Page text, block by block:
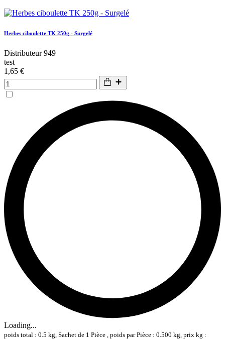
Herbes ciboulette TK 250g - Surgelé
Distributeur 949
test
1,65 €
Loading...
poids total : 0.5 kg, Sachet de 1 Pièce , poids par Pièce : 0.500 kg, prix kg :